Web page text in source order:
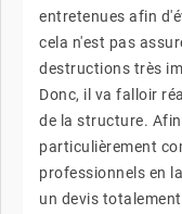
entretenues afin
cela n'est pas
destructions très
Donc, il va falloir
de la structure.
particulièrement
professionnels en
un devis